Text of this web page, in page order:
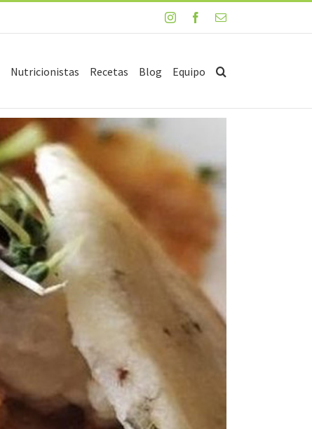
InstagramFacebook
Email
Nutricionistas Recetas Blog Equipo